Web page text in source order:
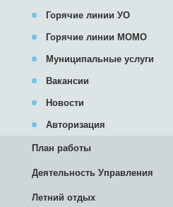
Горячие линии УО
Горячие линии МОМО
Муниципальные услуги
Вакансии
Новости
Авторизация
План работы
Деятельность Управления
Летний отдых